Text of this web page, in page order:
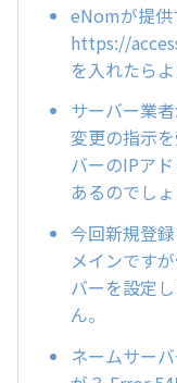
eNomが提供
https://
を入れたら
サーバー業
変更の指示
バーのIPア
あるのでし
今回新規登
メインです
バーを設定
ん。
ネームサー